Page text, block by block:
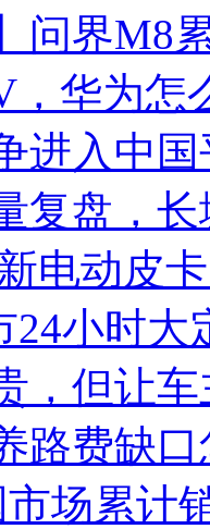
问界M8
，华为怎
进入中
复盘，
电动皮
24小时大
，但让
路费缺
场累计